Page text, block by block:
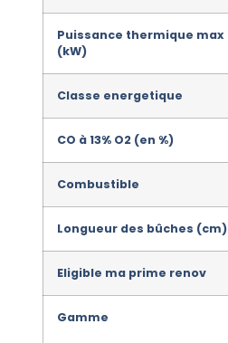
Puissance thermique max
(kW)
Classe energetique
CO à 13% O2 (en %)
Combustible
Longueur des bûches (cm)
Eligible ma prime renov
Gamme